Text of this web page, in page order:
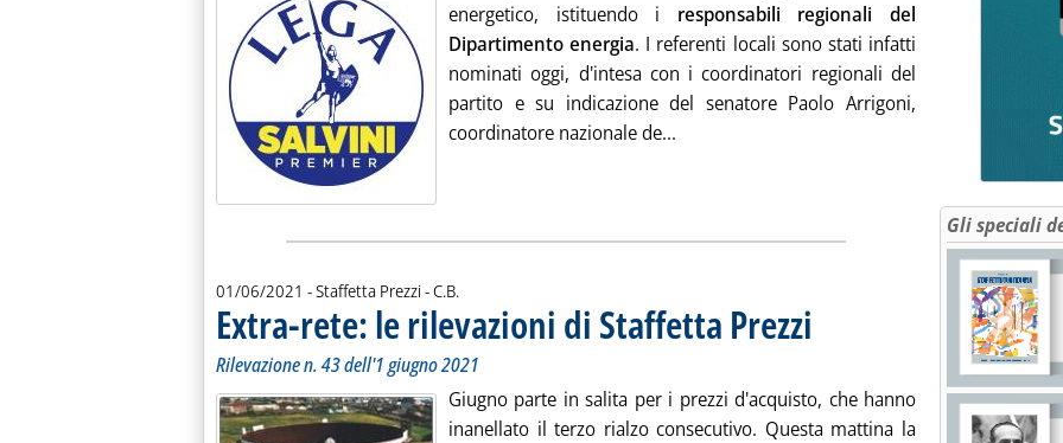
energetico, istituendo i responsabili regionali del
Dipartimento energia. I referenti locali sono stati infatti
nominati oggi, d'intesa con i coordinatori regionali del
partito e su indicazione del senatore Paolo Arrigoni,
coordinatore nazionale de... Leggi tutta la notizia: 'Lega, i responsabili
01/06/2021 - Staffetta Prezzi -di:
C.B.
Extra-rete: le rilevazioni di Staffetta Prezzi . Sottotitolo: Rilevazione n. 43 dell'1 giugno
. Pubblicata martedì 01 giugno 2021 alle 16.2.
Rilevazione n. 43 dell'1 giugno 2021
Giugno parte in salita per i prezzi d'acquisto, che hanno
inanellato il terzo rialzo consecutivo. Questa mattina la
Gli speciali